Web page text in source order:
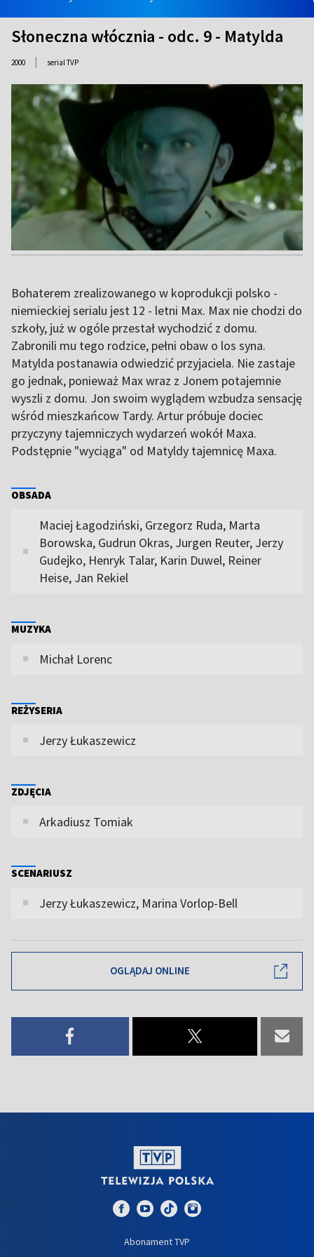
Słoneczna włócznia - odc. 9 - Matylda
2000 | serial TVP
Bohaterem zrealizowanego w koprodukcji polsko -
niemieckiej serialu jest 12 - letni Max. Max nie chodzi do
szkoły, już w ogóle przestał wychodzić z domu.
Zabronili mu tego rodzice, pełni obaw o los syna.
Matylda postanawia odwiedzić przyjaciela. Nie zastaje
go jednak, ponieważ Max wraz z Jonem potajemnie
wyszli z domu. Jon swoim wyglądem wzbudza sensację
wśród mieszkańcow Tardy. Artur próbuje dociec
przyczyny tajemniczych wydarzeń wokół Maxa.
Podstępnie "wyciąga" od Matyldy tajemnicę Maxa.
OBSADA
Maciej Łagodziński, Grzegorz Ruda, Marta
Borowska, Gudrun Okras, Jurgen Reuter, Jerzy
Gudejko, Henryk Talar, Karin Duwel, Reiner
Heise, Jan Rekiel
MUZYKA
Michał Lorenc
REŻYSERIA
Jerzy Łukaszewicz
ZDJĘCIA
Arkadiusz Tomiak
SCENARIUSZ
Jerzy Łukaszewicz, Marina Vorlop-Bell
OGLĄDAJ ONLINE
Abonament TVP